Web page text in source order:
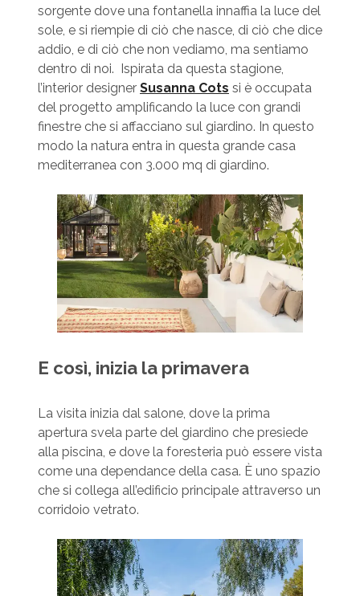
sorgente dove una fontanella innaffia la luce del
sole, e si riempie di ciò che nasce, di ciò che dice
addio, e di ciò che non vediamo, ma sentiamo
dentro di noi. Ispirata da questa stagione,
l’interior designer Susanna Cots si è occupata
del progetto amplificando la luce con grandi
finestre che si affacciano sul giardino. In questo
modo la natura entra in questa grande casa
mediterranea con 3.000 mq di giardino.
E così, inizia la primavera
La visita inizia dal salone, dove la prima
apertura svela parte del giardino che presiede
alla piscina, e dove la foresteria può essere vista
come una dependance della casa. È uno spazio
che si collega all’edificio principale attraverso un
corridoio vetrato.